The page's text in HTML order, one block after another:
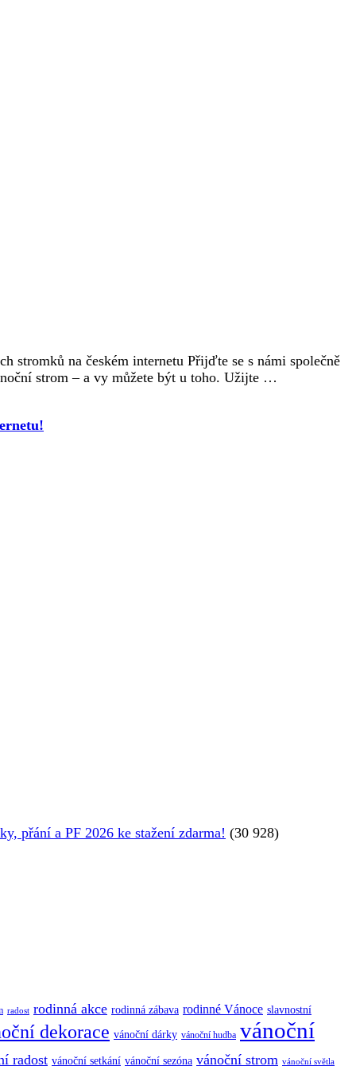
stromků na českém internetu Přijďte se s námi společně
strom – a vy můžete být u toho. Užijte …
přání a PF 2026 ke stažení zdarma! (30 928)
radost rodinná akce rodinná zábava rodinné Vánoce slavnostní
dekorace vánoční dárky vánoční hudba vánoční
radost vánoční setkání vánoční sezóna vánoční strom vánoční světla